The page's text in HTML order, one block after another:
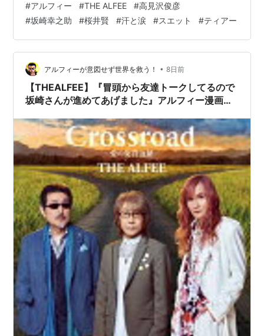
ッチボーカルです。 メインボーカルが、坂崎さん→桜井
さん→高見沢さんになります。 高見沢さんの高音部分
は、アレンジされています。
#アルフィー #THE ALFEE #高見沢俊彦
#坂崎幸之助 #桜井賢 #汗と涙 #スエット #ティアー
アルフィーが意図せず世界を救う！ • 8日前
【THEALFEE】『冒頭から友達トークしてるので
坂崎さんが進めてあげました』アルフィー漫画イ